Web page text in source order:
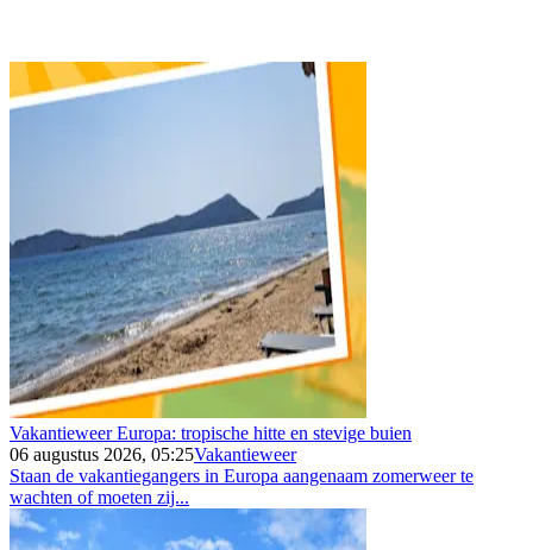
Vakantieweer Europa: tropische hitte en stevige buien
06 augustus 2026, 05:25Vakantieweer
Staan de vakantiegangers in Europa aangenaam zomerweer te
wachten of moeten zij...